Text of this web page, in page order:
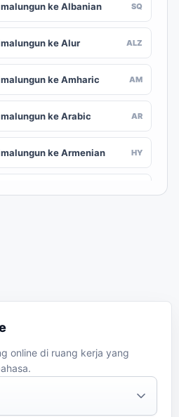
ke Albanian SQ
ke Alur ALZ
ke Amharic AM
ke Arabic AR
ke Armenian HY
ke Balinese
ke Bambara
ke Bashkir
online di ruang kerja yang